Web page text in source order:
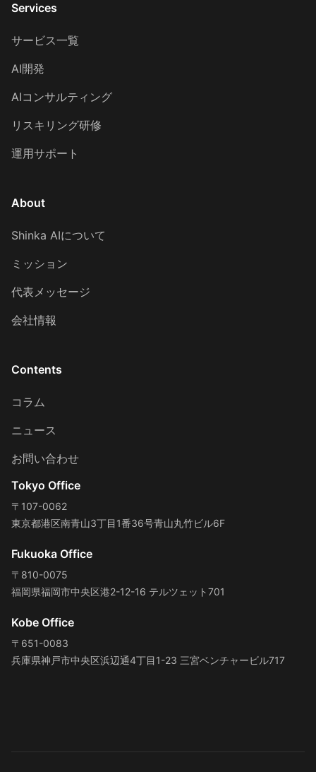
Services
サービス一覧
AI開発
AIコンサルティング
リスキリング研修
運用サポート
About
Shinka AIについて
ミッション
代表メッセージ
会社情報
Contents
コラム
ニュース
お問い合わせ
Tokyo Office
〒107-0062
東京都港区南青山3丁目1番36号青山丸竹ビル6F
Fukuoka Office
〒810-0075
福岡県福岡市中央区港2-12-16 テルツェット701
Kobe Office
〒651-0083
兵庫県神戸市中央区浜辺通4丁目1-23 三宮ベンチャービル717